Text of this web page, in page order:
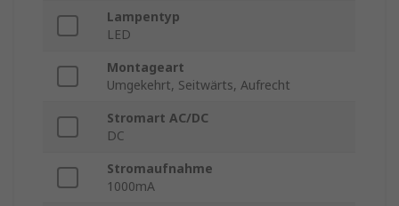
Lampentyp
LED
Montageart
Umgekehrt, Seitwärts, Aufrecht
Stromart AC/DC
DC
Stromaufnahme
1000mA